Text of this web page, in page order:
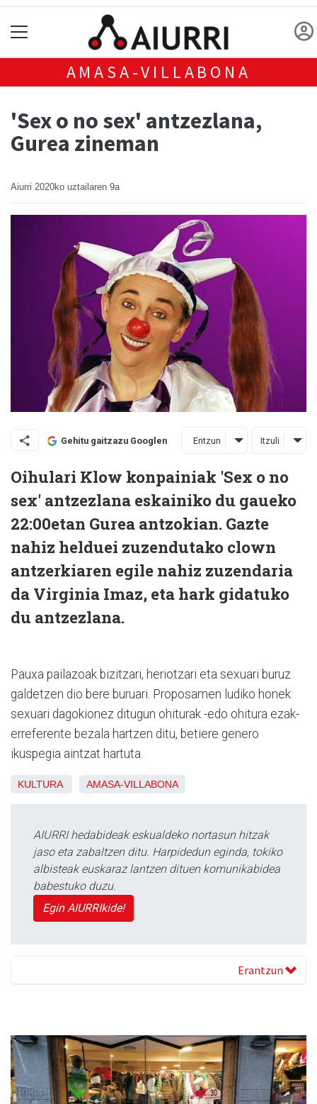
AMASA-VILLABONA
'Sex o no sex' antzezlana,
Gurea zineman
Aiurri 2020ko uztailaren 9a
Gehitu gaitzazu Googlen Entzun Itzuli
Oihulari Klow konpainiak 'Sex o no
sex' antzezlana eskainiko du gaueko
22:00etan Gurea antzokian. Gazte
nahiz helduei zuzendutako clown
antzerkiaren egile nahiz zuzendaria
da Virginia Imaz, eta hark gidatuko
du antzezlana.
Pauxa pailazoak bizitzari, heriotzari eta sexuari buruz
galdetzen dio bere buruari. Proposamen ludiko honek
sexuari dagokionez ditugun ohiturak -edo ohitura ezak-
erreferente bezala hartzen ditu, betiere genero
ikuspegia aintzat hartuta.
KULTURA AMASA-VILLABONA
AIURRI hedabideak eskualdeko nortasun hitzak
jaso eta zabaltzen ditu. Harpidedun eginda, tokiko
albisteak euskaraz lantzen dituen komunikabidea
babestuko duzu.
Egin AIURRIkide!
Erantzun